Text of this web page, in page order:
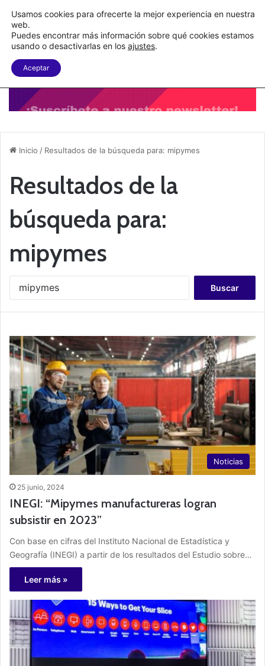
C&A México completa la implementación de su WMS en la nube
Menu
Inicio / Resultados de la búsqueda para: mipymes
Resultados de la
búsqueda para:
mipymes
r
:
Noticias
25 junio, 2024
INEGI: “Mipymes manufactureras logran
subsistir en 2023”
Con base en cifras del Instituto Nacional de Estadística y
Geografía (INEGI) a partir de los resultados del Estudio sobre…
Leer más »
Usamos cookies para ofrecerte la mejor experiencia en nuestra
web.
Puedes encontrar más información sobre qué cookies estamos
usando o desactivarlas en los ajustes.
Aceptar